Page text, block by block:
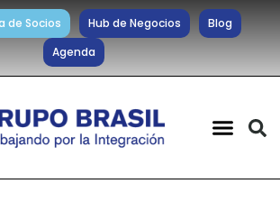
de Socios Hub de Negocios
Blog
Agenda